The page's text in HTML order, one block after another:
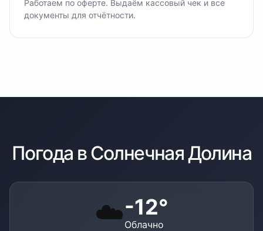
Работаем по оферте. Выдаём кассовый чек и все
документы для отчётности.
Погода вСолнечная Долина
☁️-12°
Облачно